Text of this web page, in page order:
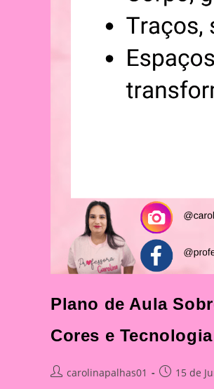
Plano de Aula
Cores e
Postcarolinapalhas01
Post15 de